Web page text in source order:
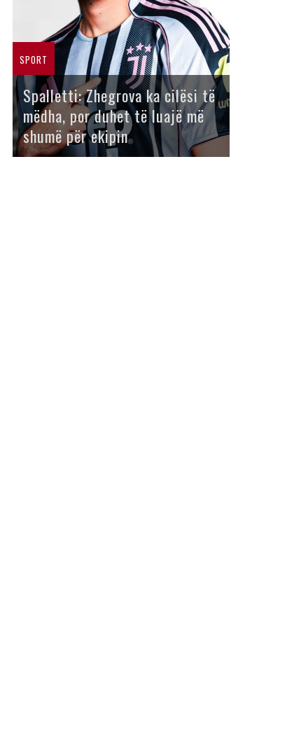
SPORT
Spalletti: Zhegrova ka cilësi të
mëdha, por duhet të luajë më
shumë për ekipin